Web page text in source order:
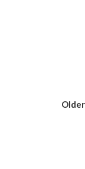
Older